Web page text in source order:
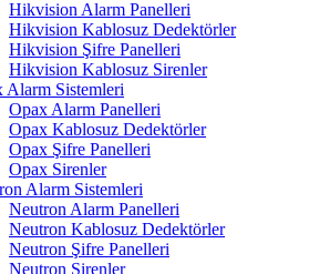
Hikvision Alarm Panelleri
Hikvision Kablosuz Dedektörler
Hikvision Şifre Panelleri
Hikvision Kablosuz Sirenler
Alarm Sistemleri
Opax Alarm Panelleri
Opax Kablosuz Dedektörler
Opax Şifre Panelleri
Opax Sirenler
Alarm Sistemleri
Neutron Alarm Panelleri
Neutron Kablosuz Dedektörler
Neutron Şifre Panelleri
Neutron Sirenler